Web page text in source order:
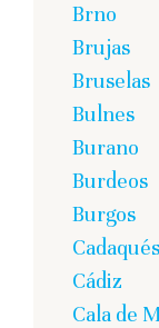
Brno
Brujas
Bruselas
Bulnes
Burano
Burdeos
Burgos
Cadaqués
Cádiz
Cala de